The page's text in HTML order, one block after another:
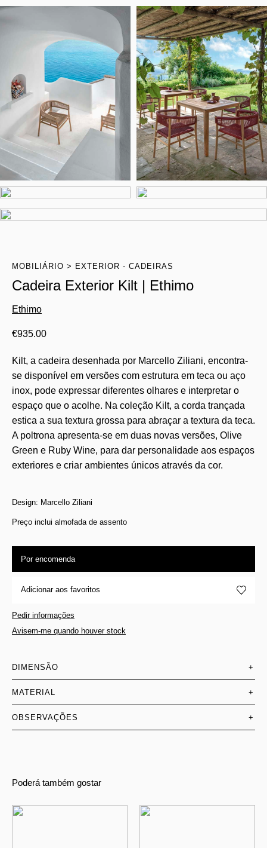
MOBILIÁRIO EXTERIOR - CADEIRAS
Cadeira Exterior Kilt | Ethimo
Ethimo
€935.00
Kilt, a cadeira desenhada por Marcello Ziliani, encontra-
se disponível em versões com estrutura em teca ou aço
inox, pode expressar diferentes olhares e interpretar o
espaço que o acolhe. Na coleção Kilt, a corda trançada
estica a sua textura grossa para abraçar a textura da teca.
A poltrona apresenta-se em duas novas versões, Olive
Green e Ruby Wine, para dar personalidade aos espaços
exteriores e criar ambientes únicos através da cor.
Design: Marcello Ziliani
Preço inclui almofada de assento
Por encomenda
Adicionar aos favoritos
Pedir informações
Avisem-me quando houver stock
DIMENSÃO +
MATERIAL +
OBSERVAÇÕES +
Poderá também gostar